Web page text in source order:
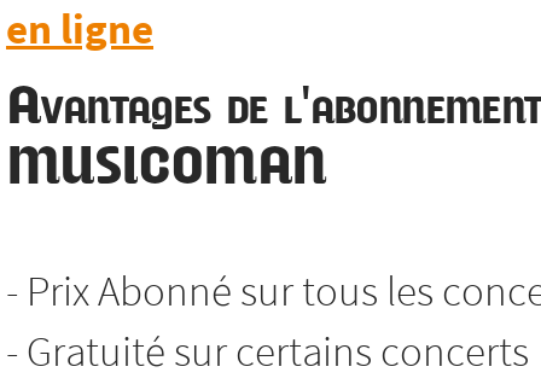
en ligne
Avantages de l'abonnement
MUSICOMAN
- Prix Abonné sur tous les
- Gratuité sur certains concerts